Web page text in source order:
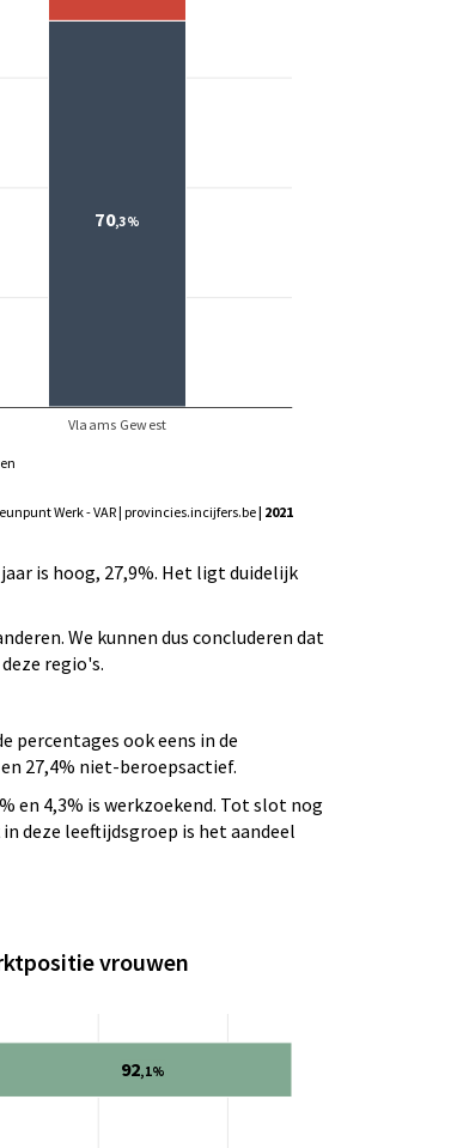
Werk - VAR | provincies.incijfers.be| 2021
is hoog, 27,9%. Het ligt duidelijk
We kunnen dus concluderen dat
regio's.
percentages ook eens in de
27,4% niet-beroepsactief.
en 4,3% is werkzoekend. Tot slot nog
deze leeftijdsgroep is het aandeel
vrouwen